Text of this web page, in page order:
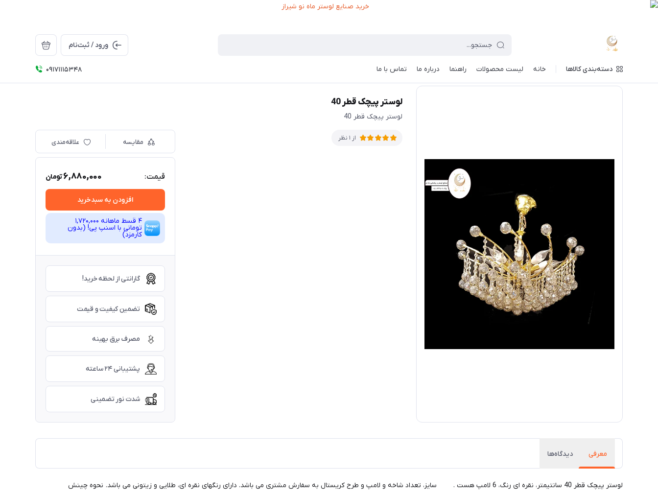
ورود / ثبت‌نام
دسته‌بندی کالاها خانه لیست محصولات راهنما درباره ما تماس با ما 09171115348 ماه نو / فهرست محصولات / لوستر پیچک قطر 40
لوستر پیچک قطر 40
لوستر پیچک قطر 40
از 1 نظر مقایسه علاقه‌مندی
قیمت: 6,880,000تومان
افزودن به سبدخرید
4 قسط ماهانه 1,720,000
تومانی با اسنپ ‌پی! (بدون
کارمزد)
گارانتی از لحظه خرید!
تضمین کیفیت و قیمت
مصرف برق بهینه
پشتیبانی ۲۴ ساعته
شدت نور تضمینی
معرفی دیدگاه‌ها
لوستر پیچک قطر 40 سانتیمتر، نقره ای رنگ، 6 لامپ هست . سایز، تعداد شاخه و لامپ و طرح کریستال به سفارش مشتری می باشد. دارای رنگهای نقره ای، طلایی و زیتونی می باشد. نحوه چینش